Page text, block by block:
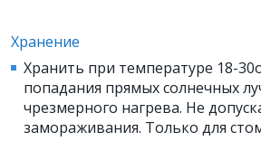
Хранение
Хранить при температуре 18-
попадания прямых солнечных
чрезмерного нагрева. Не
замораживания. Только для